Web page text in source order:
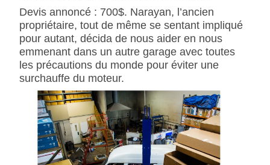
Devis annoncé : 700$. Narayan, l’ancien
propriétaire, tout de même se sentant impliqué
pour autant, décida de nous aider en nous
emmenant dans un autre garage avec toutes
les précautions du monde pour éviter une
surchauffe du moteur.